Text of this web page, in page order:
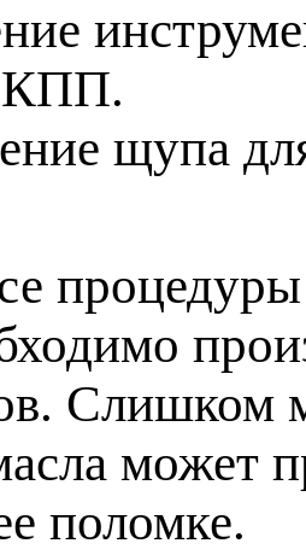
КПП.
щупа
Слишком
может
поломке.